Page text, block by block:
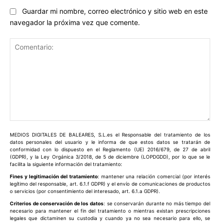
Guardar mi nombre, correo electrónico y sitio web en este
navegador la próxima vez que comente.
MEDIOS DIGITALES DE BALEARES, S.L.es el Responsable del tratamiento de los
datos personales del usuario y le informa de que estos datos se tratarán de
conformidad con lo dispuesto en el Reglamento (UE) 2016/679, de 27 de abril
(GDPR), y la Ley Orgánica 3/2018, de 5 de diciembre (LOPDGDD), por lo que se le
facilita la siguiente información del tratamiento:
Fines y legitimación del tratamiento: mantener una relación comercial (por interés
legítimo del responsable, art. 6.1.f GDPR) y el envío de comunicaciones de productos
o servicios (por consentimiento del interesado, art. 6.1.a GDPR).
Criterios de conservación de los datos: se conservarán durante no más tiempo del
necesario para mantener el fin del tratamiento o mientras existan prescripciones
legales que dictaminen su custodia y cuando ya no sea necesario para ello, se